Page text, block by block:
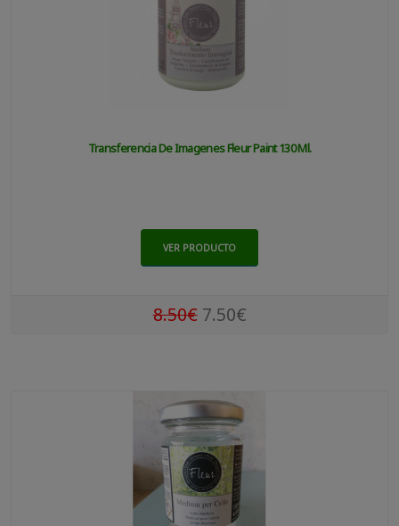
Transferencia De Imagenes Fleur Paint 130 Ml.
VER PRODUCTO
8.50€7.50€